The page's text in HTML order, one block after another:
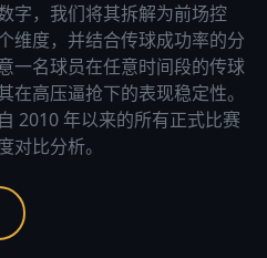
字，我们将其拆解为前场控
维度，并结合传球成功率的分
一名球员在任意时间段的传球
在高压逼抢下的表现稳定性。
2010 年以来的所有正式比赛
对比分析。